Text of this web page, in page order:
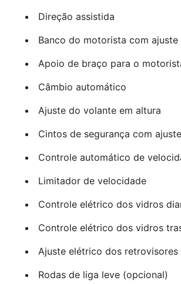
Direção assistida
Banco do motorista com ajuste
Apoio de braço para o
Câmbio automático
Ajuste do volante em altura
Cintos de segurança com
Controle automático de
Limitador de velocidade
Controle elétrico dos vidros
Controle elétrico dos vidros
Ajuste elétrico dos retrovisores
Rodas de liga leve (opcional)